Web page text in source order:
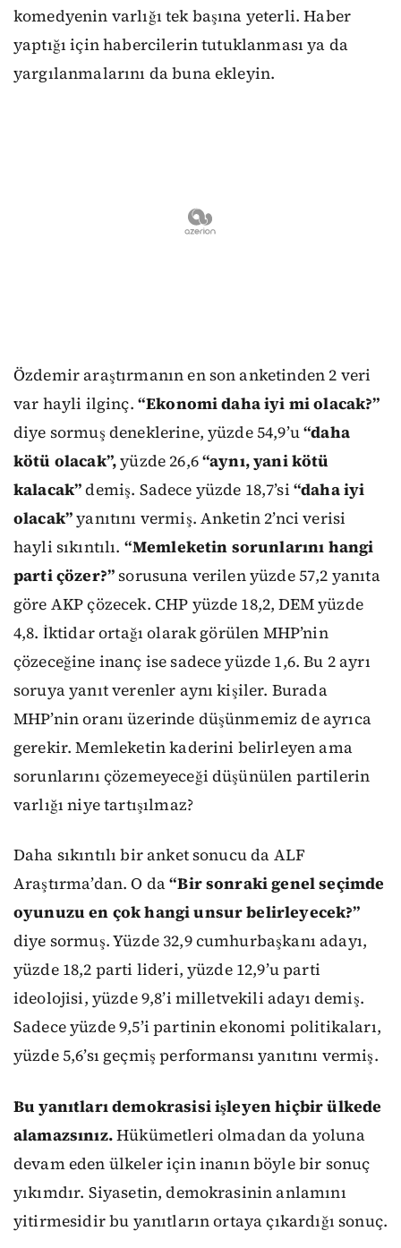
komedyenin varlığı tek başına yeterli. Haber
yaptığı için habercilerin tutuklanması ya da
yargılanmalarını da buna ekleyin.
Özdemir araştırmanın en son anketinden 2 veri
var hayli ilginç. “Ekonomi daha iyi mi olacak?”
diye sormuş deneklerine, yüzde 54,9’u“daha
kötü olacak”,yüzde 26,6“aynı, yani kötü
kalacak”demiş. Sadece yüzde 18,7’si “daha iyi
olacak”yanıtını vermiş. Anketin 2’nci verisi
hayli sıkıntılı. “Memleketin sorunlarını hangi
parti çözer?”sorusuna verilen yüzde 57,2 yanıta
göre AKP çözecek. CHP yüzde 18,2, DEM yüzde
4,8. İktidar ortağı olarak görülen MHP’nin
çözeceğine inanç ise sadece yüzde 1,6. Bu 2 ayrı
soruya yanıt verenler aynı kişiler. Burada
MHP’nin oranı üzerinde düşünmemiz de ayrıca
gerekir. Memleketin kaderini belirleyen ama
sorunlarını çözemeyeceği düşünülen partilerin
varlığı niye tartışılmaz?
Daha sıkıntılı bir anket sonucu da ALF
Araştırma’dan. O da“Bir sonraki genel seçimde
oyunuzu en çok hangi unsur belirleyecek?”
diye sormuş. Yüzde 32,9 cumhurbaşkanı adayı,
yüzde 18,2 parti lideri, yüzde 12,9’u parti
ideolojisi, yüzde 9,8’i milletvekili adayı demiş.
Sadece yüzde 9,5’i partinin ekonomi politikaları,
yüzde 5,6’sı geçmiş performansı yanıtını vermiş.
Bu yanıtları demokrasisi işleyen hiçbir ülkede
alamazsınız.Hükümetleri olmadan da yoluna
devam eden ülkeler için inanın böyle bir sonuç
yıkımdır. Siyasetin, demokrasinin anlamını
yitirmesidir bu yanıtların ortaya çıkardığı sonuç.